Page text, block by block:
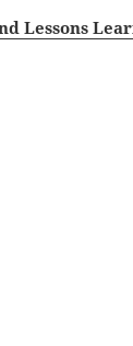
Lessons